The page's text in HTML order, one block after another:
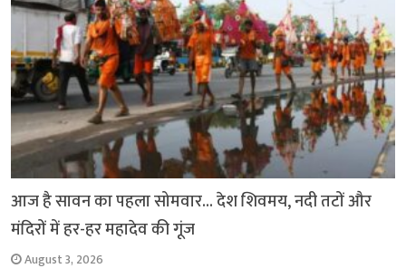
आज है सावन का पहला सोमवार… देश शिवमय, नदी तटों और
मंदिरों में हर-हर महादेव की गूंज
August 3, 2026